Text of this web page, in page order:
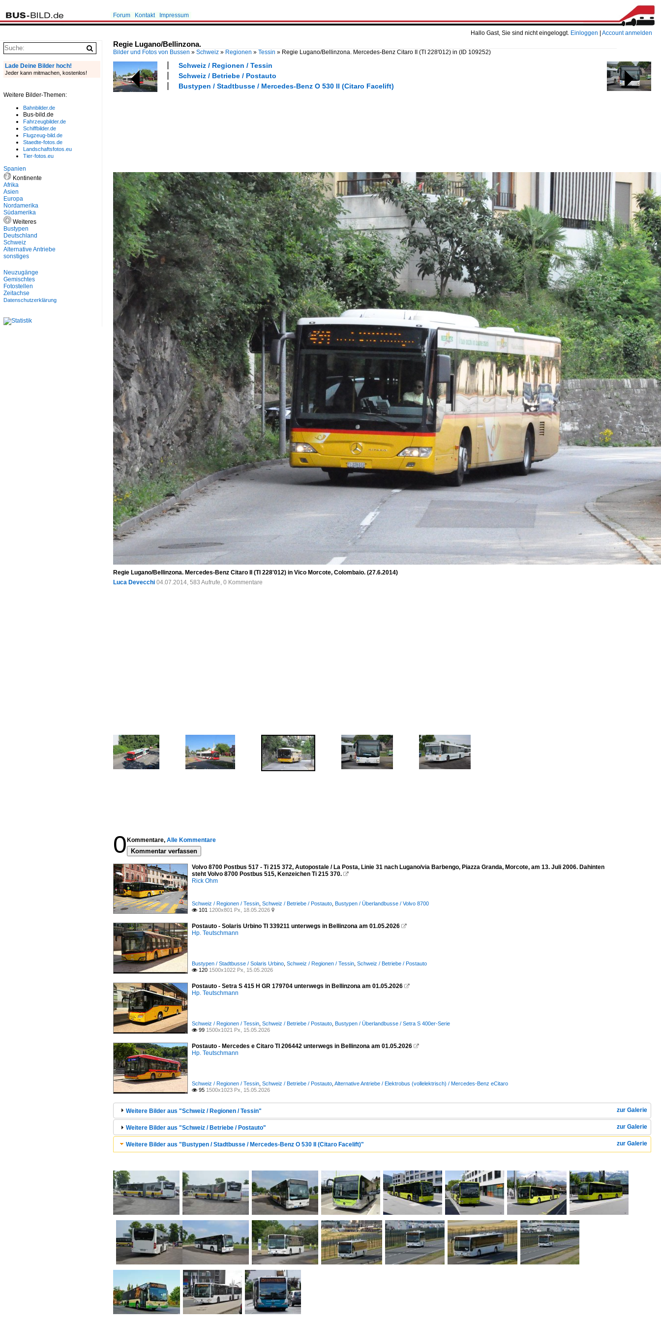
Hallo Gast, Sie sind nicht eingeloggt. Einloggen Account anmelden
Forum Kontakt Impressum
Regie Lugano/Bellinzona.
Bilder und Fotos von Bussen » Schweiz » Regionen » Tessin » Regie Lugano/Bellinzona. Mercedes-Benz Citaro II (TI 228'012) in (ID 109252)
Schweiz / Regionen / Tessin
Schweiz / Betriebe / Postauto
Bustypen / Stadtbusse / Mercedes-Benz O 530 II (Citaro Facelift)
Regie Lugano/Bellinzona. Mercedes-Benz Citaro II (TI 228'012) in Vico Morcote, Colombaio. (27.6.2014)
Luca Devecchi 04.07.2014, 583 Aufrufe, 0 Kommentare
0 Kommentare, Alle Kommentare
Kommentar verfassen
Volvo 8700 Postbus 517 - Ti 215 372, Autopostale / La Posta, Linie 31 nach Lugano/via Barbengo, Piazza Granda, Morcote, am 13. Juli 2006. Dahinten
steht Volvo 8700 Postbus 515, Kenzeichen Ti 215 370. 
Rick Ohm
Schweiz / Regionen / Tessin Schweiz / Betriebe / Postauto Bustypen / Überlandbusse / Volvo 8700
 101 1200x801 Px, 18.05.2026 
Postauto - Solaris Urbino TI 339211 unterwegs in Bellinzona am 01.05.2026 
Hp. Teutschmann
Bustypen / Stadtbusse / Solaris Urbino Schweiz / Regionen / Tessin Schweiz / Betriebe / Postauto
 120 1500x1022 Px, 15.05.2026
Postauto - Setra S 415 H GR 179704 unterwegs in Bellinzona am 01.05.2026 
Hp. Teutschmann
Schweiz / Regionen / Tessin Schweiz / Betriebe / Postauto Bustypen / Überlandbusse / Setra S 400er-Serie
 99 1500x1021 Px, 15.05.2026
Postauto - Mercedes e Citaro TI 206442 unterwegs in Bellinzona am 01.05.2026 
Hp. Teutschmann
Schweiz / Regionen / Tessin Schweiz / Betriebe / Postauto Alternative Antriebe / Elektrobus (vollelektrisch) / Mercedes-Benz eCitaro
 95 1500x1023 Px, 15.05.2026
zur Galerie
Weitere Bilder aus "Schweiz / Regionen / Tessin"
zur Galerie
Weitere Bilder aus "Schweiz / Betriebe / Postauto"
zur Galerie
Weitere Bilder aus "Bustypen / Stadtbusse / Mercedes-Benz O 530 II (Citaro Facelift)"
Lade Deine Bilder hoch!
Jeder kann mitmachen, kostenlos!
Weitere Bilder-Themen:
Bahnbilder.de
Bus-bild.de
Fahrzeugbilder.de
Schiffbilder.de
Flugzeug-bild.de
Staedte-fotos.de
Landschaftsfotos.eu
Tier-fotos.eu
Spanien
Kontinente
Afrika
Asien
Europa
Nordamerika
Südamerika
Weiteres
Bustypen
Deutschland
Schweiz
Alternative Antriebe
sonstiges
Neuzugänge
Gemischtes
Fotostellen
Zeitachse
Datenschutzerklärung